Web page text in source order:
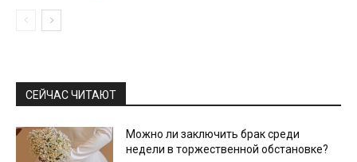
СЕЙЧАС ЧИТАЮТ
Можно ли заключить брак среди
недели в торжественной обстановке?